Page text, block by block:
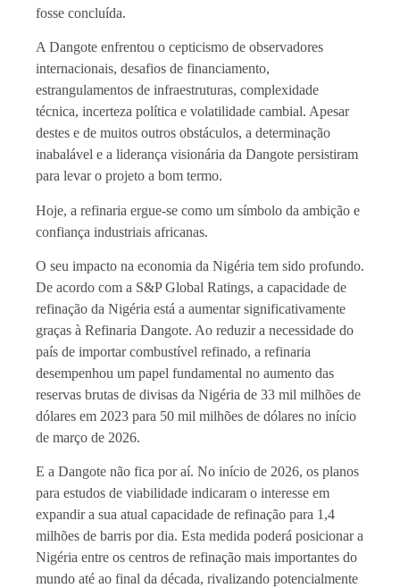
fosse concluída.
A Dangote enfrentou o cepticismo de observadores
internacionais, desafios de financiamento,
estrangulamentos de infraestruturas, complexidade
técnica, incerteza política e volatilidade cambial. Apesar
destes e de muitos outros obstáculos, a determinação
inabalável e a liderança visionária da Dangote persistiram
para levar o projeto a bom termo.
Hoje, a refinaria ergue-se como um símbolo da ambição e
confiança industriais africanas.
O seu impacto na economia da Nigéria tem sido profundo.
De acordo com a S&P Global Ratings, a capacidade de
refinação da Nigéria está a aumentar significativamente
graças à Refinaria Dangote. Ao reduzir a necessidade do
país de importar combustível refinado, a refinaria
desempenhou um papel fundamental no aumento das
reservas brutas de divisas da Nigéria de 33 mil milhões de
dólares em 2023 para 50 mil milhões de dólares no início
de março de 2026.
E a Dangote não fica por aí. No início de 2026, os planos
para estudos de viabilidade indicaram o interesse em
expandir a sua atual capacidade de refinação para 1,4
milhões de barris por dia. Esta medida poderá posicionar a
Nigéria entre os centros de refinação mais importantes do
mundo até ao final da década, rivalizando potencialmente